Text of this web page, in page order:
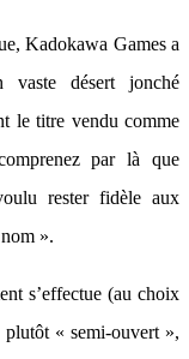
Kadokawa Games a
désert jonché
le titre vendu comme
par là que
rester fidèle aux
».
s’effectue (au choix
« semi-ouvert »,